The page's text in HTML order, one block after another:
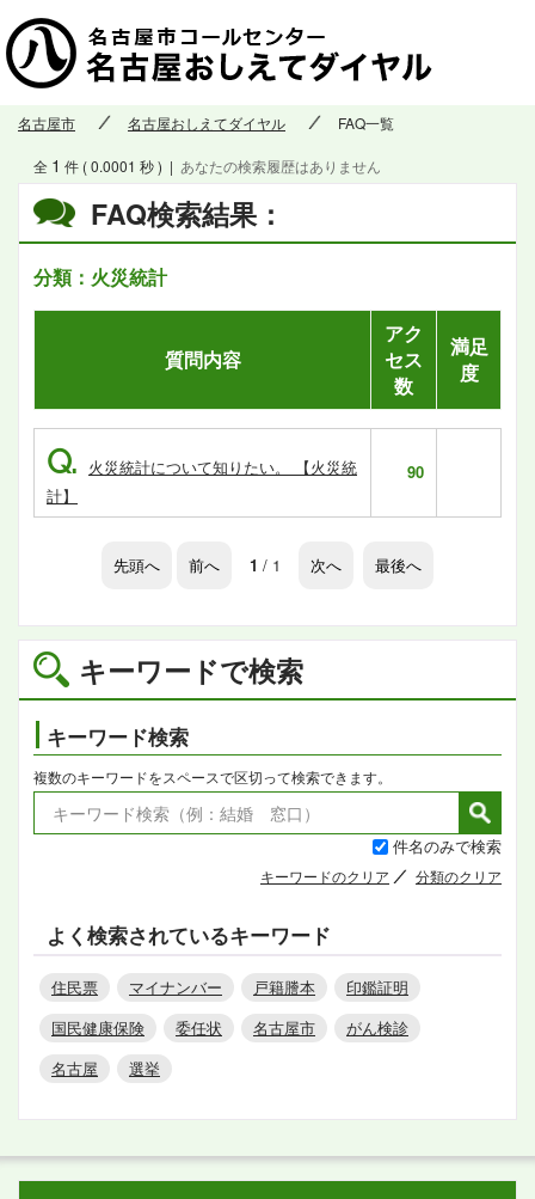
名古屋市 名古屋おしえてダイヤル FAQ一覧
キーワードで検索
キーワード検索
複数のキーワードをスペースで区切って検索できます。
件名のみで検索
キーワードのクリア 分類のクリア
よく検索されているキーワード
住民票 マイナンバー 戸籍謄本
印鑑証明
国民健康保険
委任状 名古屋市
がん検診
名古屋
選挙
FAQ検索結果：
分類：火災統計
全 1 件 ( 0.0001 秒 ) | あなたの検索履歴はありません
質問内容
アク
セス
数
満足
度
Q. 火災統計について知りたい。 【火災統
計】
90
先頭へ 前へ 1 / 1 次へ 最後へ